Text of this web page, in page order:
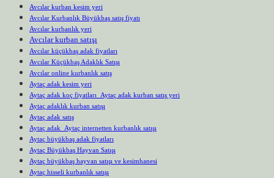
Avcılar kurban kesim yeri
Avcılar Kurbanlık Büyükbaş satış fiyatı
Avcılar kurbanlık yeri
Avcılar kurban satışı
Avcılar küçükbaş adak fiyatları
Avcılar Küçükbaş Adaklık Satışı
Avcılar online kurbanlık satış
Aytaç adak kesim yeri
Aytaç adak koç fiyatları Aytaç adak kurban satış yeri
Aytaç adaklık kurban satışı
Aytaç adak satış
Aytaç adak Aytaç internetten kurbanlık satışı
Aytaç büyükbaş adak fiyatları
Aytaç Büyükbaş Hayvan Satışı
Aytaç büyükbaş hayvan satışı ve kesimhanesi
Aytaç hisseli kurbanlık satışı